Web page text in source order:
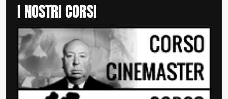
I NOSTRI CORSI